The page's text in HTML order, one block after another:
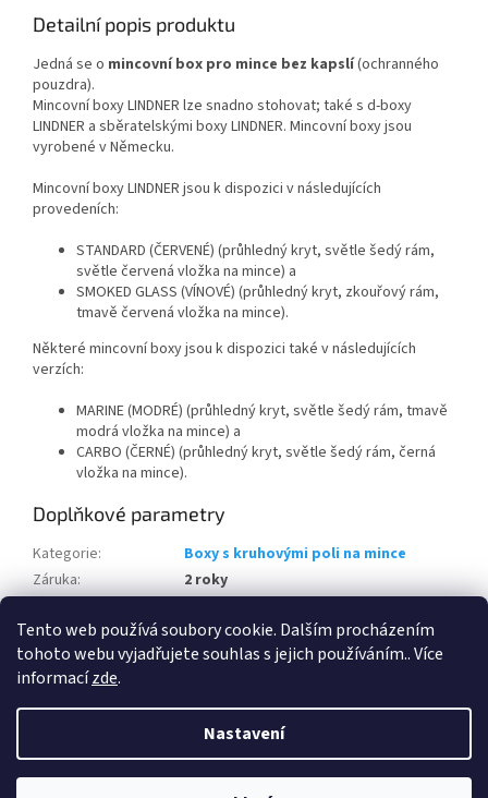
Tento web používá soubory cookie. Dalším procházením
tohoto webu vyjadřujete souhlas s jejich používáním.. Více
informacízde.
Nastavení
Detailní popis produktu
Jedná se o mincovní box pro mince bez kapslí(ochranného
pouzdra).
Mincovní boxy LINDNER lze snadno stohovat; také s d-boxy
LINDNER a sběratelskými boxy LINDNER. Mincovní boxy jsou
vyrobené v Německu.
Mincovní boxy LINDNER jsou k dispozici v následujících
provedeních:
STANDARD (ČERVENÉ) (průhledný kryt, světle šedý rám,
světle červená vložka na mince) a
SMOKED GLASS (VÍNOVÉ) (průhledný kryt, zkouřový rám,
tmavě červená vložka na mince).
Některé mincovní boxy jsou k dispozici také v následujících
verzích:
MARINE (MODRÉ) (průhledný kryt, světle šedý rám, tmavě
modrá vložka na mince) a
CARBO (ČERNÉ) (průhledný kryt, světle šedý rám, černá
vložka na mince).
Doplňkové parametry
Kategorie:
Boxy s kruhovými poli na mince
Záruka:
2 roky
Způsob uložení mincí: Bez ochranného pouzdra
Vytvořil Shoptet